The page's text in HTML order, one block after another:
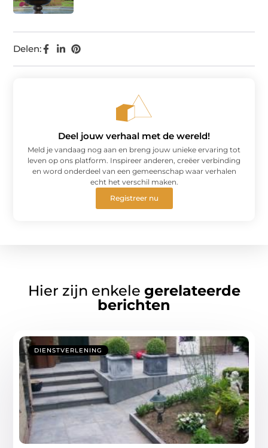
Delen:
Deel jouw verhaal met de wereld!
Meld je vandaag nog aan en breng jouw unieke ervaring tot
leven op ons platform. Inspireer anderen, creëer verbinding
en word onderdeel van een gemeenschap waar verhalen
echt het verschil maken.
Registreer nu
Hier zijn enkele gerelateerde
berichten
DIENSTVERLENING